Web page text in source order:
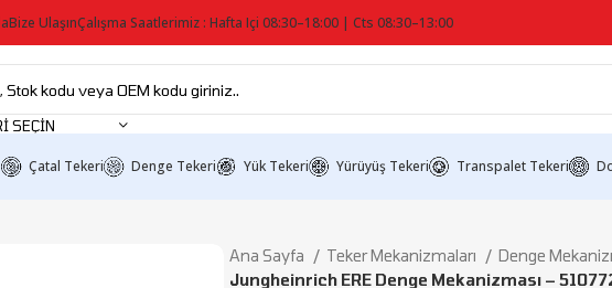
Bize UlaşınÇalışma Saatlerimiz : Hafta Içi 08:30–18:00 | Cts 08:30–13:00
SEÇIN
Çatal Tekeri Denge Tekeri Yük Tekeri Yürüyüş Tekeri Transpalet Tekeri
Ana Sayfa Teker Mekanizmaları
Denge
Jungheinrich ERE Denge Mekanizması –